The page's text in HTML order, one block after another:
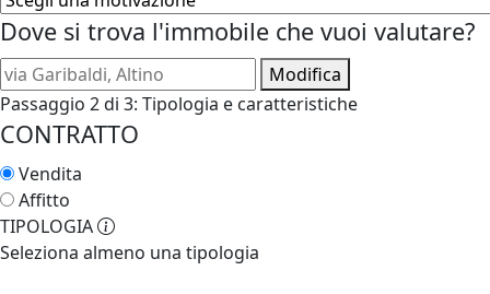
Dove si trova l'immobile che vuoi valutare?
Modifica
Passaggio 2 di 3: Tipologia e caratteristiche
CONTRATTO
Vendita
Affitto
TIPOLOGIA
Seleziona almeno una tipologia